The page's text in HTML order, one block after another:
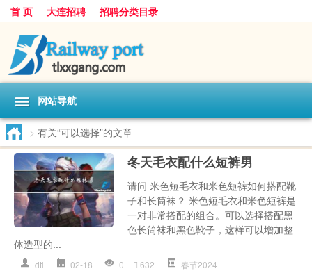
首 页 大连招聘 招聘分类目录
网站导航
> 有关“可以选择”的文章
冬天毛衣配什么短裤男
请问 米色短毛衣和米色短裤如何搭配靴
子和长筒袜？ 米色短毛衣和米色短裤是
一对非常搭配的组合。可以选择搭配黑
色长筒袜和黑色靴子，这样可以增加整
体造型的...
dtl 02-18 0 632 春节2024